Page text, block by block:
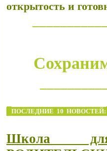
открытость и
ПОСЛЕДНИЕ 10 НОВОСТЕЙ:
Школа